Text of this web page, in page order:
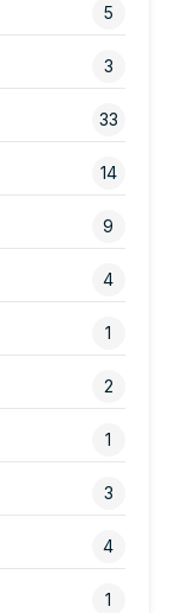
5
3
33
14
9
4
1
2
1
3
4
1